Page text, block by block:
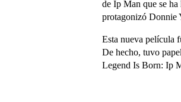
de Ip Man que se
protagonizó Donnie
Esta nueva película
De hecho, tuvo
Legend Is Born: Ip